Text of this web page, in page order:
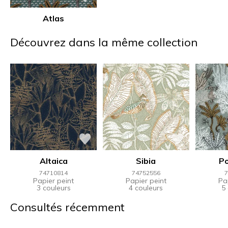
Atlas
Découvrez dans la même collection
Altaica
74710814
Papier peint
3 couleurs
Sibia
74752556
Papier peint
4 couleurs 5
Consultés récemment